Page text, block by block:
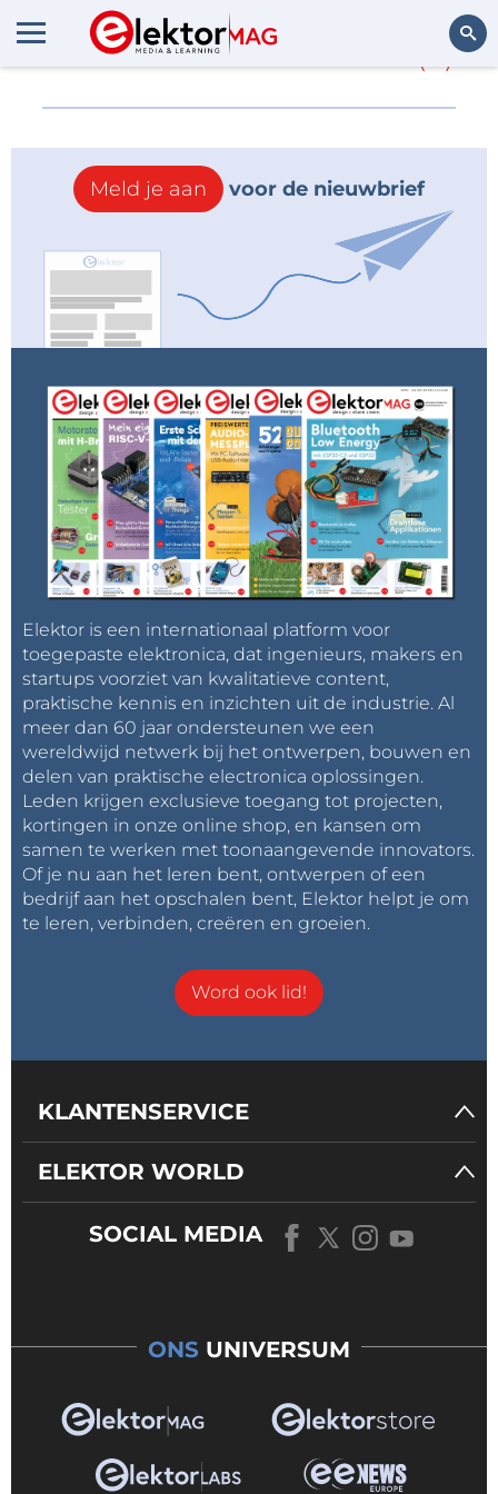
Meer over FlowCloud (0)
Meld je aan voor de nieuwbrief
Elektor is een internationaal platform voor
toegepaste elektronica, dat ingenieurs, makers en
startups voorziet van kwalitatieve content,
praktische kennis en inzichten uit de industrie. Al
meer dan 60 jaar ondersteunen we een
wereldwijd netwerk bij het ontwerpen, bouwen en
delen van praktische electronica oplossingen.
Leden krijgen exclusieve toegang tot projecten,
kortingen in onze online shop, en kansen om
samen te werken met toonaangevende innovators.
Of je nu aan het leren bent, ontwerpen of een
bedrijf aan het opschalen bent, Elektor helpt je om
te leren, verbinden, creëren en groeien.
Word ook lid!
KLANTENSERVICE
ELEKTOR WORLD
SOCIAL MEDIA
ONS UNIVERSUM